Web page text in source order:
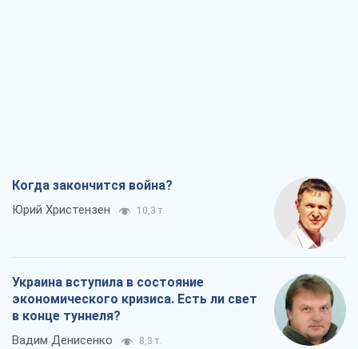
Когда закончится война?
Юрий Христензен 10,3 т.
Украина вступила в состояние
экономического кризиса. Есть ли свет
в конце туннеля?
Вадим Денисенко 8,3 т.